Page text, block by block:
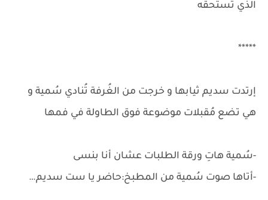
الذي تستحقه
*****
إرتدت سديم ثيابها و خرجت من الغُرفة تُنادي سُمية و
هي تضع مُقبلات موضوعة فوق الطاولة في فمها
-سُمية هاتِ ورقة الطلبات عشان أنا بنسى
-أتاها صوت سُمية من المطبخ:حاضر يا ست سديم…